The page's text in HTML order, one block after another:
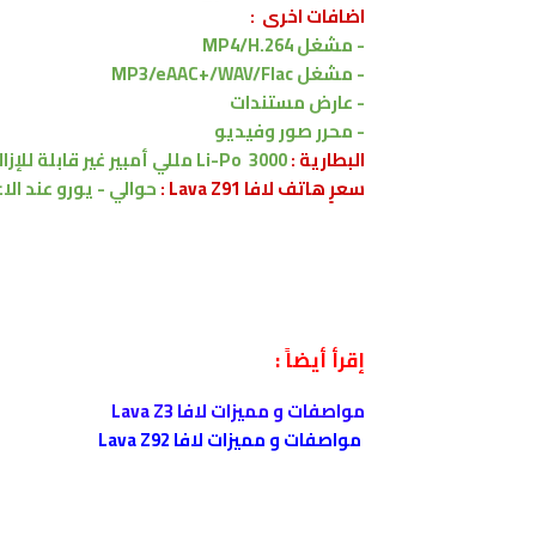
اضافات اخرى :
-مشغلMP4/H.264
-مشغلMP3/eAAC+/WAV/Flac
-عارض مستندات
-محرر صور وفيديو
البطارية :Li-Po 3000 مللي أمبير
غير قابلة
سعرٍ هاتف لافا Lava Z91 :
حوالي - يوروعند
إقرأ أيضاً :
مواصفات و مميزات لافا Lava Z3
مواصفات و مميزات لافا Lava Z92